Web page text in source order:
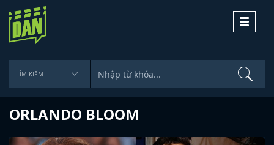
Toggle
ORLANDO BLOOM